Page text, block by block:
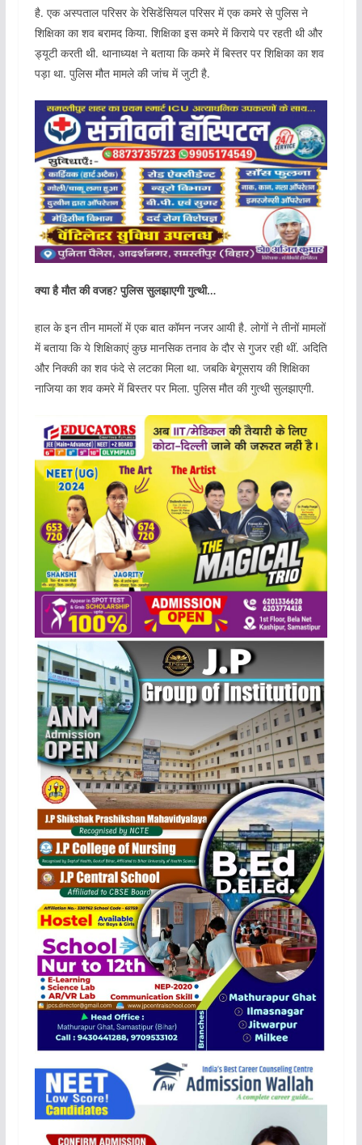
है. एक अस्पताल परिसर के रेसिडेंसियल परिसर में एक कमरे से पुलिस ने
शिक्षिका का शव बरामद किया. शिक्षिका इस कमरे में किराये पर रहती थी और
ड्यूटी करती थी. थानाध्यक्ष ने बताया कि कमरे में बिस्तर पर शिक्षिका का शव
पड़ा था. पुलिस मौत मामले की जांच में जुटी है.
क्या है मौत की वजह? पुलिस सुलझाएगी गुत्थी…
हाल के इन तीन मामलों में एक बात कॉमन नजर आयी है. लोगों ने तीनों मामलों
में बताया कि ये शिक्षिकाएं कुछ मानसिक तनाव के दौर से गुजर रही थीं. अदिति
और निक्की का शव फंदे से लटका मिला था. जबकि बेगूसराय की शिक्षिका
नाजिया का शव कमरे में बिस्तर पर मिला. पुलिस मौत की गुत्थी सुलझाएगी.